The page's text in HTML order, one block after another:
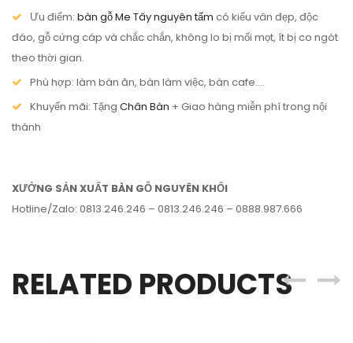
Ưu điểm: bàn gỗ Me Tây nguyên tấm có kiểu vân đẹp, độc
đáo, gỗ cứng cáp và chắc chắn, không lo bị mối mọt, ít bị co ngót
theo thời gian.
Phù hợp: làm bàn ăn, bàn làm việc, bàn cafe….
Khuyến mãi: Tặng Chân Bàn + Giao hàng miễn phí trong nội
thành
XƯỞNG SẢN XUẤT BÀN GỖ NGUYÊN KHỐI
Hotline/Zalo: 0813.246.246 – 0813.246.246 – 0888.987.666
RELATED PRODUCTS